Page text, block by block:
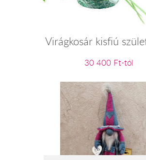
Virágkosár kisfiú
30 400 Ft-tól